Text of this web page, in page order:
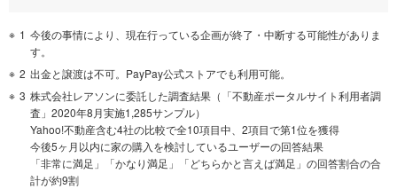
1 今後の事情により、現在行っている企画が終了・中断する可能性がありま
す。
2 出金と譲渡は不可。PayPay公式ストアでも利用可能。
3 株式会社レアソンに委託した調査結果（「不動産ポータルサイト利用者調
査」2020年8月実施1,285サンプル）
Yahoo!不動産含む4社の比較で全10項目中、2項目で第1位を獲得
今後5ヶ月以内に家の購入を検討しているユーザーの回答結果
「非常に満足」「かなり満足」「どちらかと言えば満足」の回答割合の合
計が約9割